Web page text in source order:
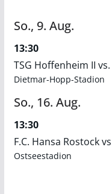
So., 9. Aug.
13:30
TSG Hoffenheim II
Dietmar-Hopp-Stadion
So., 16. Aug.
13:30
F.C. Hansa Rostock
Ostseestadion